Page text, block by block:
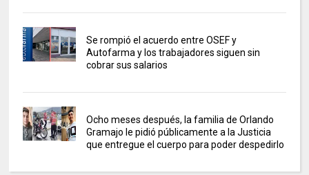
Se rompió el acuerdo entre OSEF y
Autofarma y los trabajadores siguen sin
cobrar sus salarios
Ocho meses después, la familia de Orlando
Gramajo le pidió públicamente a la Justicia
que entregue el cuerpo para poder despedirlo